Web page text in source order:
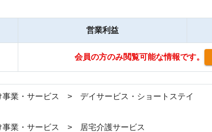
営業利益
会員の方のみ閲覧可能な情報です。
業・サービス > デイサービス・ショートステイ
業・サービス > 居宅介護サービス